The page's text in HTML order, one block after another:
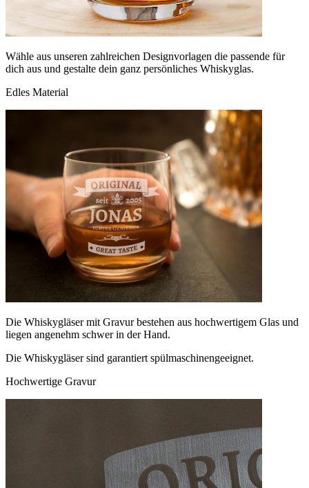
Wähle aus unseren zahlreichen Designvorlagen die passende für
dich aus und gestalte dein ganz persönliches Whiskyglas.
Edles Material
Die Whiskygläser mit Gravur bestehen aus hochwertigem Glas und
liegen angenehm schwer in der Hand.
Die Whiskygläser sind garantiert spülmaschinengeeignet.
Hochwertige Gravur